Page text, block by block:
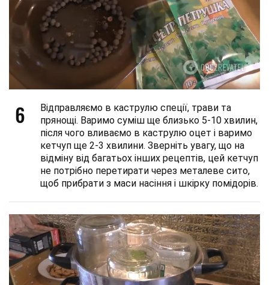
6
Відправляємо в каструлю спеції, трави та
прянощі. Варимо суміш ще близько 5-10 хвилин,
після чого вливаємо в каструлю оцет і варимо
кетчуп ще 2-3 хвилини. Зверніть увагу, що на
відміну від багатьох інших рецептів, цей кетчуп
не потрібно перетирати через металеве сито,
щоб прибрати з маси насіння і шкірку помідорів.